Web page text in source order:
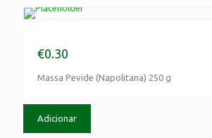
€0.30
Massa Pevide (Napolitana) 250 g
Adicionar